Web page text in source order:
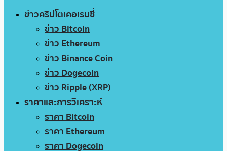
ข่าวคริปโตเคอเรนซี่
ข่าว Bitcoin
ข่าว Ethereum
ข่าว Binance Coin
ข่าว Dogecoin
ข่าว Ripple (XRP)
ราคาและการวิเคราะห์
ราคา Bitcoin
ราคา Ethereum
ราคา Dogecoin